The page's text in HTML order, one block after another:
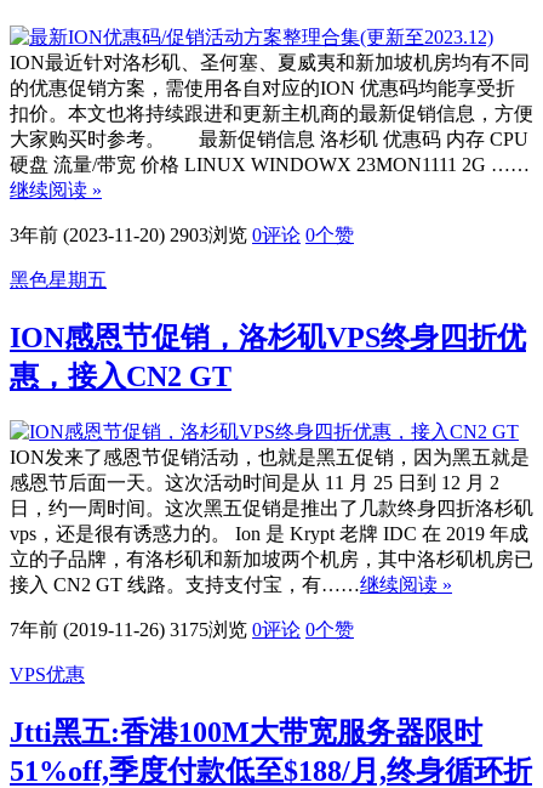
ION最近针对洛杉矶、圣何塞、夏威夷和新加坡机房均有不同
的优惠促销方案，需使用各自对应的ION 优惠码均能享受折
扣价。本文也将持续跟进和更新主机商的最新促销信息，方便
大家购买时参考。 最新促销信息 洛杉矶 优惠码 内存 CPU
硬盘 流量/带宽 价格 LINUX WINDOWX 23MON1111 2G ……
继续阅读 »
3年前 (2023-11-20) 2903浏览 0评论 0个赞
黑色星期五
ION感恩节促销，洛杉矶VPS终身四折优
惠，接入CN2 GT
ION发来了感恩节促销活动，也就是黑五促销，因为黑五就是
感恩节后面一天。这次活动时间是从 11 月 25 日到 12 月 2
日，约一周时间。这次黑五促销是推出了几款终身四折洛杉矶
vps，还是很有诱惑力的。 Ion 是 Krypt 老牌 IDC 在 2019 年成
立的子品牌，有洛杉矶和新加坡两个机房，其中洛杉矶机房已
接入 CN2 GT 线路。支持支付宝，有……继续阅读 »
7年前 (2019-11-26) 3175浏览 0评论 0个赞
VPS优惠
Jtti黑五:香港100M大带宽服务器限时
51%off,季度付款低至$188/月,终身循环折